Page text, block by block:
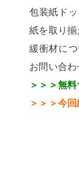
包装紙ド
紙を取り揃
緩衝材に
お問い合わ
＞＞＞無
＞＞＞今